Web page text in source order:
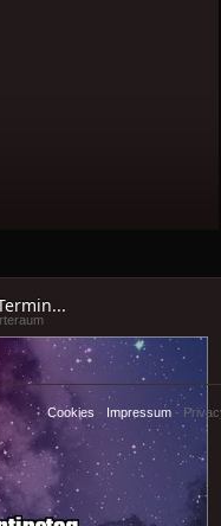
Cookies - Impressum -